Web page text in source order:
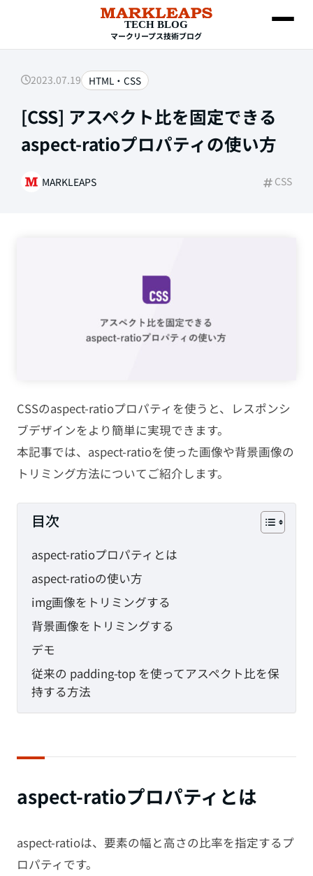
TECH BLOG
マークリープス技術ブログ
SEARCH
CMS
SEO
その他
TAG
HTML CSS
EC-CUBE
メール設定
2023.07.19 HTML・CSS
[CSS] アスペクト比を固定できる
aspect-ratioプロパティの使い方
MARKLEAPS CSS
CSSのaspect-ratioプロパティを使うと、レスポンシ
ブデザインをより簡単に実現できます。
本記事では、aspect-ratioを使った画像や背景画像の
トリミング方法についてご紹介します。
目次
aspect-ratioプロパティとは
aspect-ratioの使い方
img画像をトリミングする
背景画像をトリミングする
デモ
従来の padding-top を使ってアスペクト比を保
持する方法
aspect-ratioプロパティとは
aspect-ratioは、要素の幅と高さの比率を指定するプ
ロパティです。